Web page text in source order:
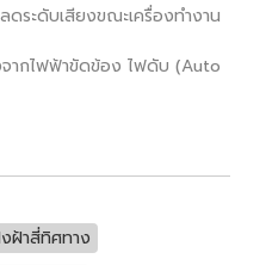
ดระดับเสียงขณะเครื่องทำงาน
จากไฟฟ้าขัดข้อง ไฟดับ (Auto
ฝ้าสี่ทิศทาง